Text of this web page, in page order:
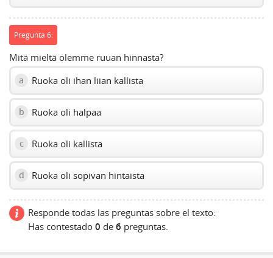
Pregunta 6:
Mitä mieltä olemme ruuan hinnasta?
a Ruoka oli ihan liian kallista
b Ruoka oli halpaa
c Ruoka oli kallista
d Ruoka oli sopivan hintaista
Responde todas las preguntas sobre el texto:
Has contestado 0 de 6 preguntas.